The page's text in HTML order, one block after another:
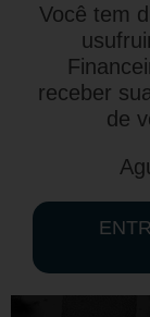
Você tem
receber
de